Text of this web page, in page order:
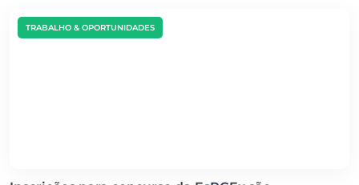
TRABALHO & OPORTUNIDADES